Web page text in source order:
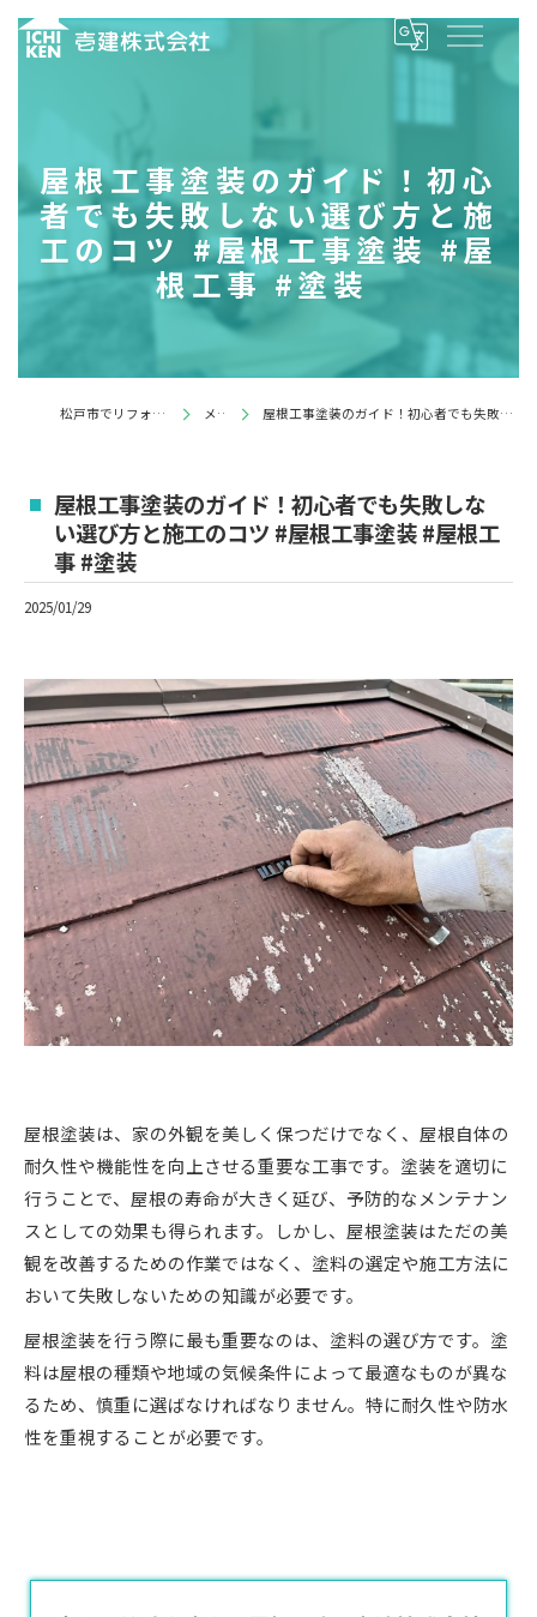
屋根工事塗装のガイド！初心
者でも失敗しない選び方と施
工のコツ #屋根工事塗装 #屋
根工事 #塗装
松戸市でリフォームするなら壱建株式会社 メディア 屋根工事塗装のガイド！初心者でも失敗しない選び方と施工のコツ #屋根工事塗装 #屋根工事 #塗装
屋根工事塗装のガイド！初心者でも失敗しな
い選び方と施工のコツ #屋根工事塗装 #屋根工
事 #塗装
2025/01/29
屋根塗装は、家の外観を美しく保つだけでなく、屋根自体の
耐久性や機能性を向上させる重要な工事です。塗装を適切に
行うことで、屋根の寿命が大きく延び、予防的なメンテナン
スとしての効果も得られます。しかし、屋根塗装はただの美
観を改善するための作業ではなく、塗料の選定や施工方法に
おいて失敗しないための知識が必要です。
屋根塗装を行う際に最も重要なのは、塗料の選び方です。塗
料は屋根の種類や地域の気候条件によって最適なものが異な
るため、慎重に選ばなければなりません。特に耐久性や防水
性を重視することが必要です。